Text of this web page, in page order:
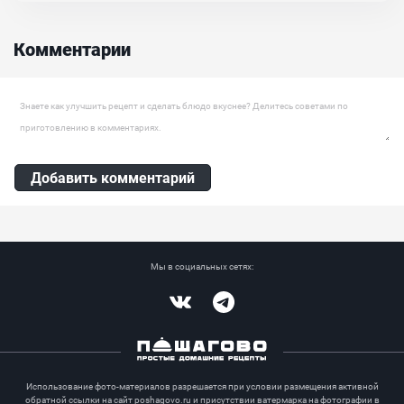
Ингредиенты:
Желатин
Комментарии
Оставить комментарий
Добавить комментарий
Мы в социальных сетях:
Использование фото-материалов разрешается при условии размещения активной
обратной ссылки на сайт poshagovo.ru и присутствии ватермарка на фотографии в